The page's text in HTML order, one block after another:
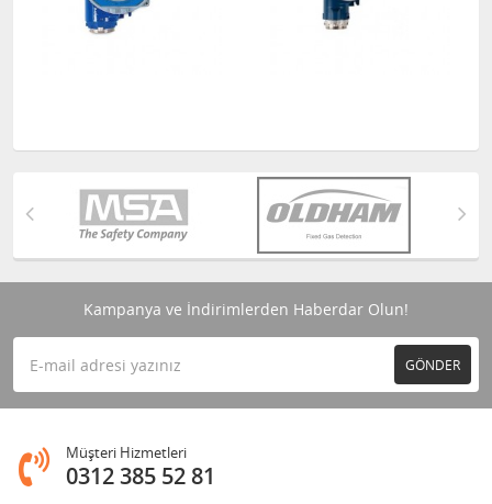
Kampanya ve İndirimlerden Haberdar Olun!
GÖNDER
Müşteri Hizmetleri
0312 385 52 81